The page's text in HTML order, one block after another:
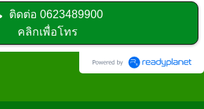
ติดต่อ0623489900
คลิกเพื่อโทร